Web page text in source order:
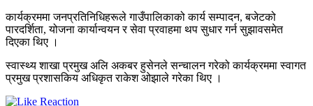
कार्यक्रममा जनप्रतिनिधिहरूले गाउँपालिकाको कार्य सम्पादन, बजेटको
पारदर्शिता, योजना कार्यान्वयन र सेवा प्रवाहमा थप सुधार गर्न सुझावसमेत
दिएका थिए ।
स्वास्थ्य शाखा प्रमुख अलि अकबर हुसेनले सन्चालन गरेको कार्यक्रममा स्वागत
प्रमुख प्रशासकिय अधिकृत राकेश ओझाले गरेका थिए ।